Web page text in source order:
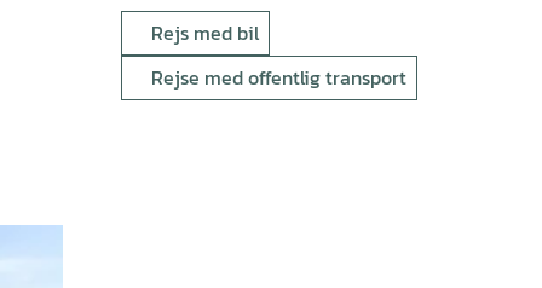
Rejs med bil
Rejse med offentlig transport